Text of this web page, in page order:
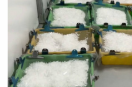
因。從地區分布來看，政府支持
都馬尼拉地區淨滿意度跌至負23
23，民答那峨島更降至負27。分
視為副總統薩拉杜特蒂（Sara
要政治根據地，而近期圍繞薩拉
大家族角力持續升溫，也進一步
觀感。菲律賓近月來持續承受物價
家庭背景留下深刻印象。除了住
日的一些生活細節也讓雇主覺得
介過去曾提及，這名看護來台前
飯，原因是過去在家幾乎沒有下
嫩細緻，看起來不像長年從事家
護工作的想像有明顯落差。更特
儀容打扮。雇主觀察，她每天早上